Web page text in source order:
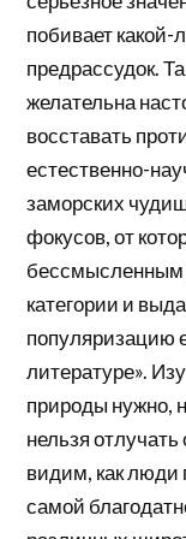
побивает
предрассудок.
желательна
восставать
естественно-
заморских
фокусов, от
бессмысленным
категории и
популяризацию
литературе».
природы нужно,
нельзя
видим, как люди
самой